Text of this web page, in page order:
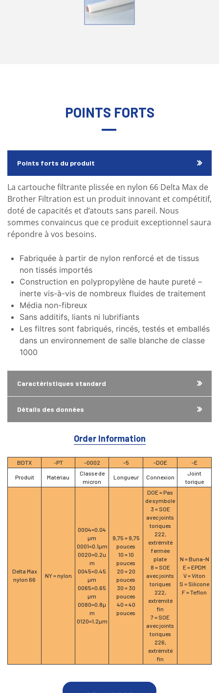
POINTS FORTS
Points forts du produit
La cartouche filtrante plissée en nylon 66 Delta Max de
Brother Filtration est un produit innovant et compétitif,
doté de capacités et d’atouts sans pareil. Nous
sommes convaincus que ce produit exceptionnel saura
répondre à vos besoins.
Fabriquée à partir de nylon renforcé et de tissus
non tissés importés
Construction en polypropylène de haute pureté –
inerte vis-à-vis de nombreux fluides de traitement
Média non-fibreux
Sans additifs, liants ni lubrifiants
Les filtres sont fabriqués, rincés, testés et emballés
dans un environnement de salle blanche de classe
1000
Caractéristiques standard
Détails des données
Order Information
BDTX -PT -0002 -5 -DOE -E
Produit Matériau
Classe de
micron
Longueur Connexion
Joint
torique
Delta Max
nylon 66
NY = nylon
0004=0.04
μm
0001=0.1μm
0020=0.2u
m
0045=0.45
μm
0065=0.65
μm
0080=0.8μ
m
0120=1.2μm
9,75 = 9,75
pouces
10 = 10
pouces
20 = 20
pouces
30 = 30
pouces
40 = 40
pouces
DOE = Pas
de symbole
3 = SOE
avec joints
toriques
222,
extrémité
fermée
plate
8 = SOE
avec joints
toriques
222,
extrémité
fin
7 = SOE
avec joints
toriques
226,
extrémité
fin
N = Buna-N
E = EPDM
V = Viton
S = Silicone
F = Teflon